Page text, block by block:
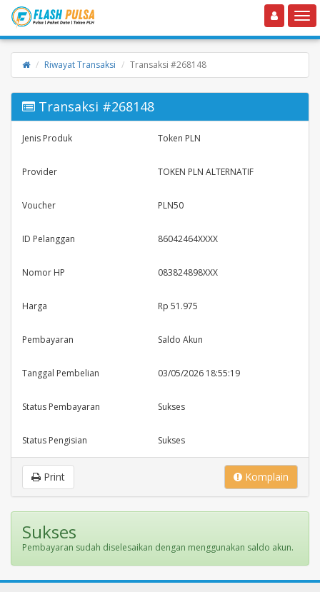
Toggle navigation
Riwayat Transaksi Transaksi #268148
Transaksi #268148
Jenis Produk Token PLN
Provider TOKEN PLN ALTERNATIF
Voucher PLN50
ID Pelanggan 86042464XXXX
Nomor HP 083824898XXX
Harga Rp 51.975
Pembayaran Saldo Akun
Tanggal Pembelian 03/05/2026 18:55:19
Status Pembayaran Sukses
Status Pengisian Sukses
Komplain
Print
Sukses
Pembayaran sudah diselesaikan dengan menggunakan saldo akun.